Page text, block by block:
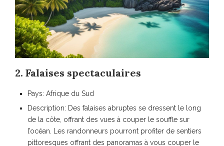
2. Falaises spectaculaires
Pays: Afrique du Sud
Description: Des falaises abruptes se dressent le long
de la côte, offrant des vues à couper le souffle sur
l’océan. Les randonneurs pourront profiter de sentiers
pittoresques offrant des panoramas à vous couper le